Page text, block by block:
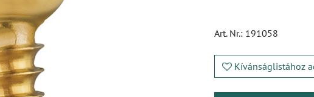
Art. Nr.: 191058
Kívánságlistához